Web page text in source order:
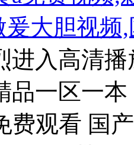
爰大胆视